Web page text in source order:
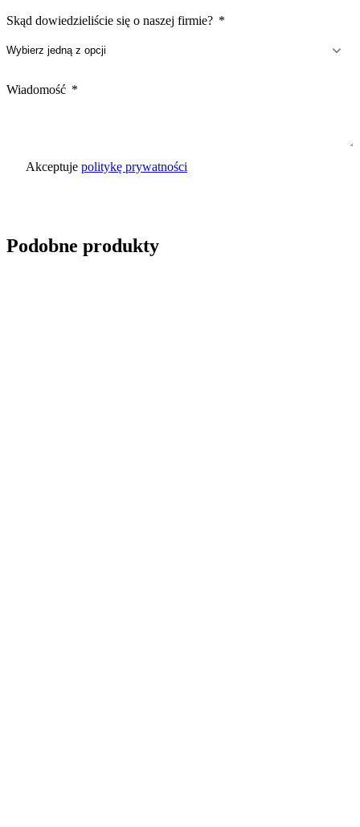
Skąd dowiedzieliście się o naszej firmie?
Wiadomość
Akceptuje politykę prywatności
Podobne produkty